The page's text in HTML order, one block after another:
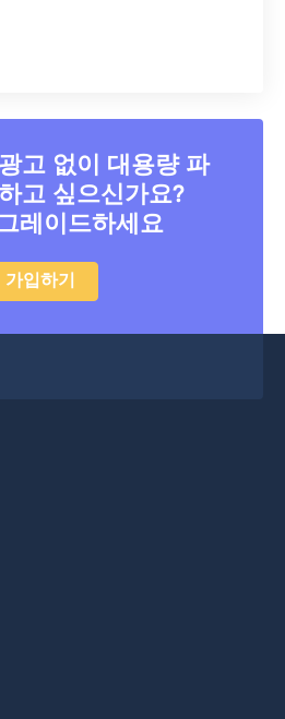
고 없이 대용량 파
고 싶으신가요?
레이드하세요
가입하기